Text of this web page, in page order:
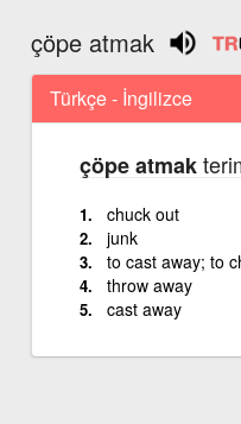
çöpe atmak
Türkçe - İngilizce
çöpe atmak
chuck out
junk
to cast away; to
throw away
cast away